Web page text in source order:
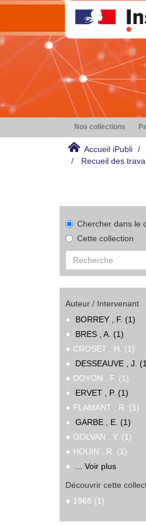
Nos collections
Accueil iPubli
Recueil des
Chercher dans le
Cette collection
Auteur / Intervenant
BORREY , F. (1)
BRES , A. (1)
CROSET , H. (1)
DESSEAUVE , J.
DOYON , F. (1)
ERVET , P. (1)
FLAMANT , R. (1)
GARBE , E. (1)
GOLVAN , Y. (1)
HOUIN , R. (1)
... Voir plus
Découvrir cette
1968 (1)